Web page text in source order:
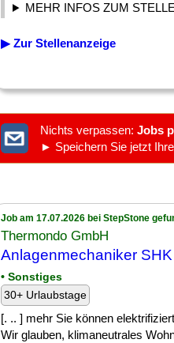
MEHR INFOS ZUM
▶ Zur Stellenanzeige
Nichts verpassen: Jobs
► Speichern Sie jetzt
Job am 17.07.2026 bei StepStone
Thermondo GmbH
Anlagenmechaniker
• Sonstiges
30+ Urlaubstage
[. .. ] mehr Sie können
Wir glauben, klimaneutrales